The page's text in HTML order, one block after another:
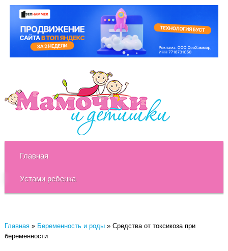
Главная
Устами ребенка
Главная» Беременность и роды» Средства от токсикоза при
беременности